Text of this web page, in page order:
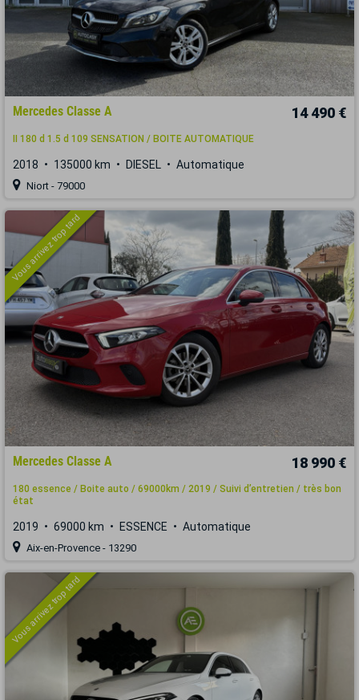
Mercedes Classe A 14 490 €
II 180 d 1.5 d 109 SENSATION / BOITE AUTOMATIQUE
2018 135000 km DIESEL Automatique
Niort - 79000
Vous arrivez trop tard
Mercedes Classe A 18 990 €
180 essence / Boite auto / 69000km / 2019 / Suivi d’entretien / très bon
état
2019 69000 km ESSENCE Automatique
Aix-en-Provence - 13290
Vous arrivez trop tard